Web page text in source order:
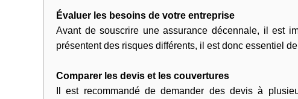
Évaluer les besoins de votre entreprise
Avant de souscrire une assurance décennale, il est
présentent des risques différents, il est donc essentiel
Comparer les devis et les couvertures
Il est recommandé de demander des devis à